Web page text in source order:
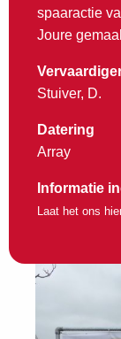
spaaractie
Joure
Stuiver, D.
Datering
Array
Informatie
Laat het ons